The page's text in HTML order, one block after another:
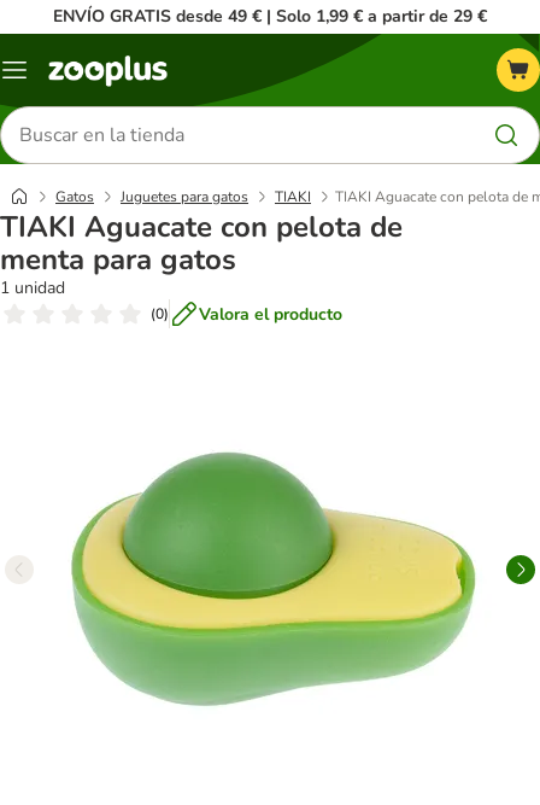
ENVÍO GRATIS desde 49 € | Solo 1,99 € a partir de 29 €
Menú
Buscar
productos
Gatos Juguetes para gatos TIAKI TIAKI Aguacate con pelota de
TIAKI Aguacate con pelota de
menta para gatos
1 unidad
(0) Valora el producto